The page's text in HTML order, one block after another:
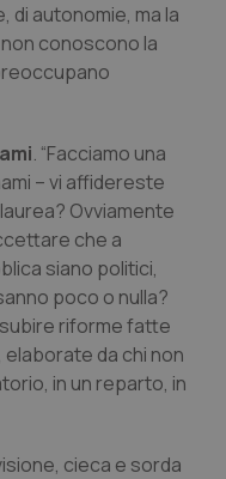
di autonomie, ma la
conoscono la
. “Facciamo una
– vi affidereste
Ovviamente
che a
siano politici,
poco o nulla?
riforme fatte
da chi non
in un reparto, in
cieca e sorda